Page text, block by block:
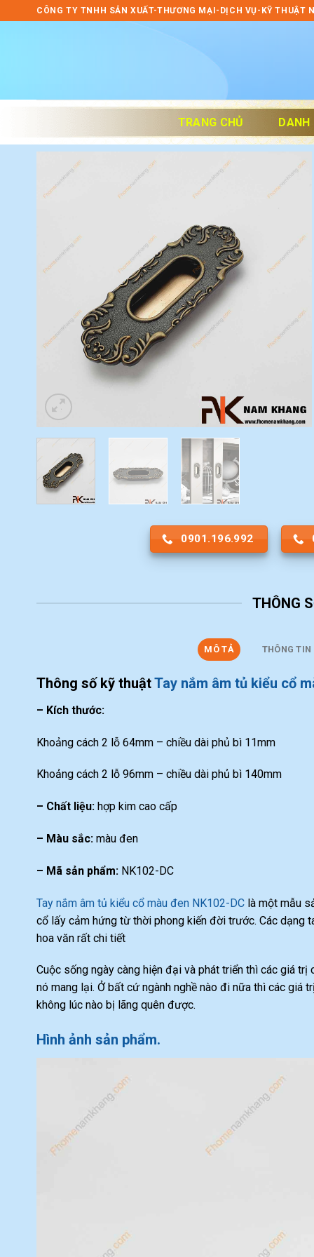
to
CÔNG TY TNHH SẢN XUẤT-THƯƠNG MẠI-DỊCH VỤ-KỸ THUẬT
TRANG CHỦ DANH
0901.196.992
THÔNG
MÔ TẢ THÔNG TIN
Thông số kỹ thuậtTay nắm âm tủ kiểu cổ
– Kích thước:
Khoảng cách 2 lỗ 64mm – chiều dài phủ bì 11mm
Khoảng cách 2 lỗ 96mm – chiều dài phủ bì 140mm
– Chất liệu: hợp kim cao cấp
– Màu sắc: màu đen
– Mã sản phẩm: NK102-DC
Tay nắm âm tủ kiểu cổ màu đen NK102-DC là một mẫu
cổ lấy cảm hứng từ thời phong kiến đời trước. Các dạng
hoa văn rất chi tiết
Cuộc sống ngày càng hiện đại và phát triển thì các giá
nó mang lại. Ở bất cứ ngành nghề nào đi nữa thì các
không lúc nào bị lãng quên được.
Hình ảnh sản phẩm.